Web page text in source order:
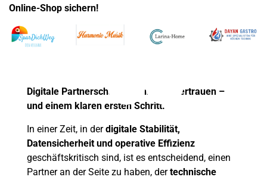
Online-Shop sichern!
Digitale Partnerschaft beginnt mit Vertrauen –
und einem klaren ersten Schritt.
In einer Zeit, in derdigitale Stabilität,
Datensicherheit und operative Effizienz
geschäftskritisch sind, ist es entscheidend, einen
Partner an der Seite zu haben, dertechnische